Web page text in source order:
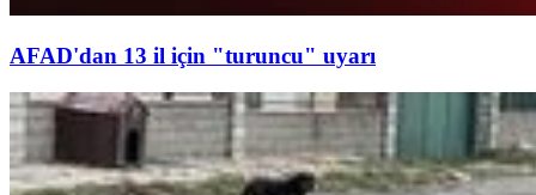
AFAD'dan 13 il için "turuncu" uyarı